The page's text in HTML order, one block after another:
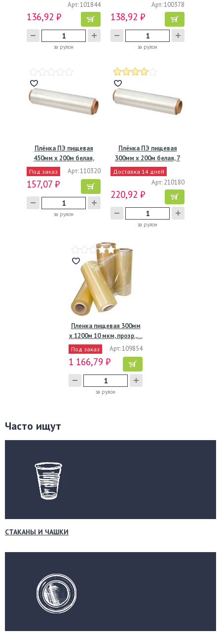
Арт: 101844
136,92 ₽
за рулон
Арт: 100378
138,92 ₽
за рулон
Плёнка ПЭ пищевая
450мм х 200м белая,
7мкм,…
Под заказ Арт: 110320
157,07 ₽
за рулон
Плёнка ПЭ пищевая
300мм х 200м белая, 7
мкм
Доставка 14 дней
Арт: 210180
220,92 ₽
за рулон
Пленка пищевая 300мм
х 1200м 10 мкм, прозр.,…
Под заказ Арт: 109854
1 166,79 ₽
за рулон
Часто ищут
СТАКАНЫ И ЧАШКИ